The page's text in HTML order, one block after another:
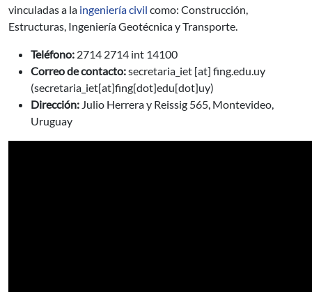
vinculadas a la ingeniería civil como: Construcción,
Estructuras, Ingeniería Geotécnica y Transporte.
Teléfono: 2714 2714 int 14100
Correo de contacto:secretaria_iet [at] fing.edu.uy
(secretaria_iet[at]fing[dot]edu[dot]uy)
Dirección: Julio Herrera y Reissig 565, Montevideo,
Uruguay